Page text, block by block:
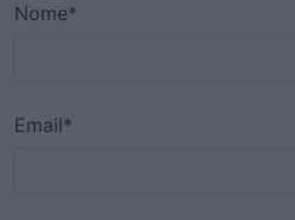
Nome*
Email*